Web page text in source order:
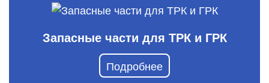
Запасные части для ТРК и ГРК
Подробнее